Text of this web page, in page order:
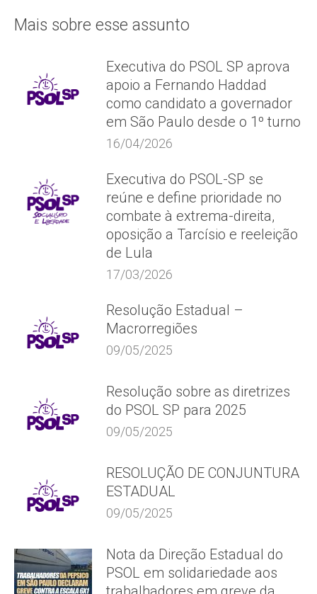
Mais sobre esse assunto
Executiva do PSOL SP aprova
apoio a Fernando Haddad
como candidato a governador
em São Paulo desde o 1º turno
16/04/2026
Executiva do PSOL-SP se
reúne e define prioridade no
combate à extrema-direita,
oposição a Tarcísio e reeleição
de Lula
17/03/2026
Resolução Estadual –
Macrorregiões
09/05/2025
Resolução sobre as diretrizes
do PSOL SP para 2025
09/05/2025
RESOLUÇÃO DE CONJUNTURA
ESTADUAL
09/05/2025
Nota da Direção Estadual do
PSOL em solidariedade aos